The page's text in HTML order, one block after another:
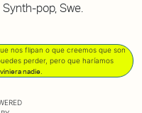
pop, Swe.
nos flipan o que creemos que son
perder, pero que haríamos
nadie.